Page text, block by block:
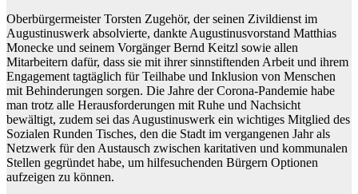
Oberbürgermeister Torsten Zugehör, der seinen Zivildienst im
Augustinuswerk absolvierte, dankte Augustinusvorstand Matthias
Monecke und seinem Vorgänger Bernd Keitzl sowie allen
Mitarbeitern dafür, dass sie mit ihrer sinnstiftenden Arbeit und ihrem
Engagement tagtäglich für Teilhabe und Inklusion von Menschen
mit Behinderungen sorgen. Die Jahre der Corona-Pandemie habe
man trotz alle Herausforderungen mit Ruhe und Nachsicht
bewältigt, zudem sei das Augustinuswerk ein wichtiges Mitglied des
Sozialen Runden Tisches, den die Stadt im vergangenen Jahr als
Netzwerk für den Austausch zwischen karitativen und kommunalen
Stellen gegründet habe, um hilfesuchenden Bürgern Optionen
aufzeigen zu können.